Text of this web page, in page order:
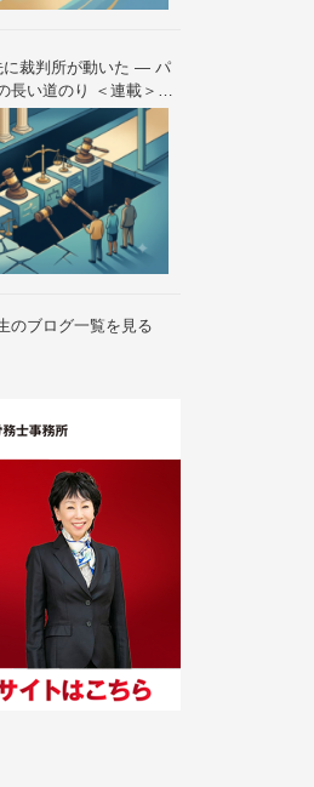
に裁判所が動いた — パ
長い道のり ＜連載＞ハ
史と未来 — 2026年10
（全6回）
のブログ一覧を見る